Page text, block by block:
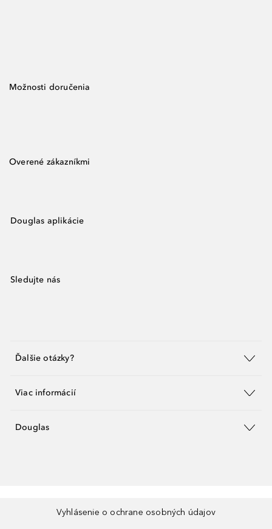
Možnosti doručenia
Overené zákazníkmi
Douglas aplikácie
Sledujte nás
Ďalšie otázky?
Viac informácií
Douglas
Vyhlásenie o ochrane osobných údajov